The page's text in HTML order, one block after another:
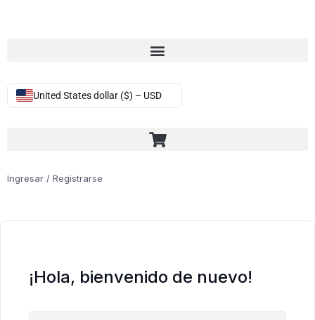
United States dollar ($) – USD
Ingresar / Registrarse
¡Hola, bienvenido de nuevo!